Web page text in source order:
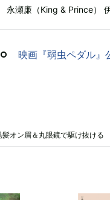
永瀬廉（King & Prince）
映画『弱虫ペダル』
髪オン眉＆丸眼鏡で駆け抜け